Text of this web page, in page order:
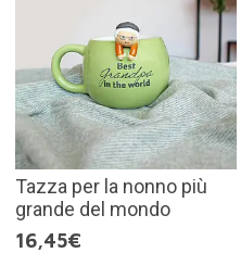
Tazza per la nonno più
grande del mondo
16,45€